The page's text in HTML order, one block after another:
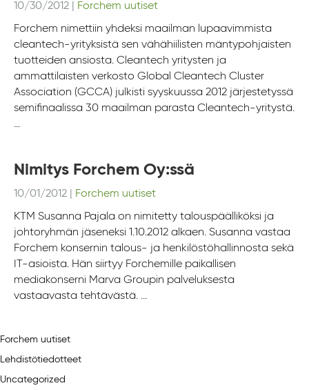
10/30/2012 Forchem uutiset
Forchem nimettiin yhdeksi maailman lupaavimmista
cleantech-yrityksistä sen vähähiilisten mäntypohjaisten
tuotteiden ansiosta. Cleantech yritysten ja
ammattilaisten verkosto Global Cleantech Cluster
Association (GCCA) julkisti syyskuussa 2012 järjestetyssä
semifinaalissa 30 maailman parasta Cleantech-yritystä.
...
Nimitys Forchem Oy:ssä
10/01/2012 Forchem uutiset
KTM Susanna Pajala on nimitetty talouspäälliköksi ja
johtoryhmän jäseneksi 1.10.2012 alkaen. Susanna vastaa
Forchem konsernin talous- ja henkilöstöhallinnosta sekä
IT-asioista. Hän siirtyy Forchemille paikallisen
mediakonserni Marva Groupin palveluksesta
vastaavasta tehtävästä. ...
Forchem uutiset
Lehdistötiedotteet
Uncategorized